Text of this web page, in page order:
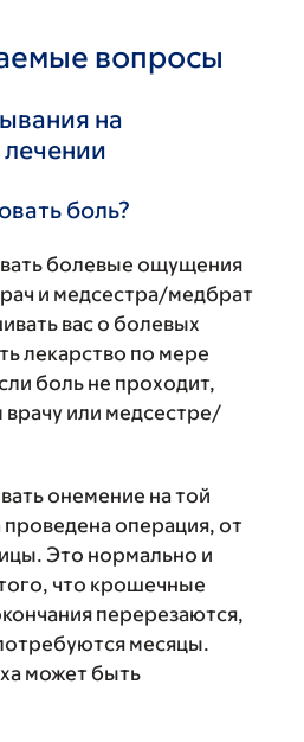
вопросы
на
боль?
болевые ощущения
и медсестра/медбрат
вас о болевых
лекарство по мере
боль не проходит,
или медсестре/
онемение на той
операция, от
Это нормально и
что крошечные
перерезаются,
месяцы.
может быть